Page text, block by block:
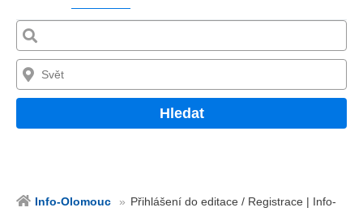
Hledat
Info-Olomouc
Přihlášení do editace / Registrace | Info-